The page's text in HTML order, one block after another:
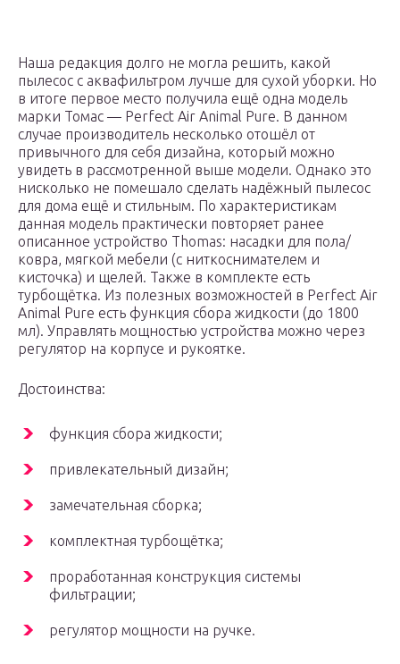
Наша редакция долго не могла решить, какой
пылесос с аквафильтром лучше для сухой уборки. Но
в итоге первое место получила ещё одна модель
марки Томас — Perfect Air Animal Pure. В данном
случае производитель несколько отошёл от
привычного для себя дизайна, который можно
увидеть в рассмотренной выше модели. Однако это
нисколько не помешало сделать надёжный пылесос
для дома ещё и стильным. По характеристикам
данная модель практически повторяет ранее
описанное устройство Thomas: насадки для пола/
ковра, мягкой мебели (с ниткоснимателем и
кисточка) и щелей. Также в комплекте есть
турбощётка. Из полезных возможностей в Perfect Air
Animal Pure есть функция сбора жидкости (до 1800
мл). Управлять мощностью устройства можно через
регулятор на корпусе и рукоятке.
Достоинства:
функция сбора жидкости;
привлекательный дизайн;
замечательная сборка;
комплектная турбощётка;
проработанная конструкция системы
фильтрации;
регулятор мощности на ручке.